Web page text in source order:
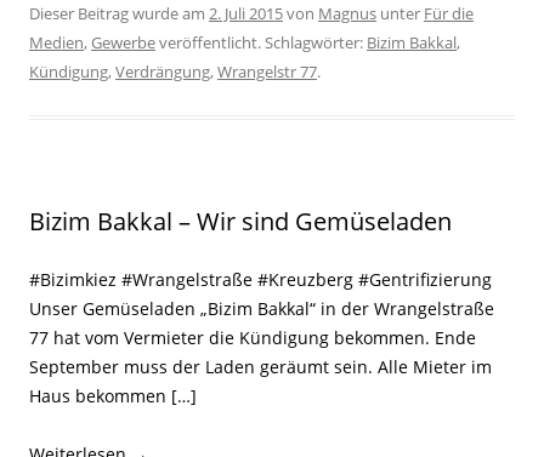
Dieser Beitrag wurde am 2. Juli 2015von Magnus unter Für die
Medien,Gewerbeveröffentlicht. Schlagwörter: Bizim Bakkal,
Kündigung,Verdrängung,Wrangelstr 77.
Bizim Bakkal – Wir sind Gemüseladen
#Bizimkiez #Wrangelstraße #Kreuzberg #Gentrifizierung
Unser Gemüseladen „Bizim Bakkal“ in der Wrangelstraße
77 hat vom Vermieter die Kündigung bekommen. Ende
September muss der Laden geräumt sein. Alle Mieter im
Haus bekommen […]